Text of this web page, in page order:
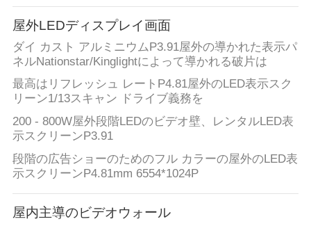
達
に
連
絡
し
な
さ
い
屋外LEDディスプレイ画面
ダイ カスト アルミニウムP3.91屋外の導かれた表示パ
ネルNationstar/Kinglightによって導かれる破片は
最高はリフレッシュ レートP4.81屋外のLED表示スク
リーン1/13スキャン ドライブ義務を
200 - 800W屋外段階LEDのビデオ壁、レンタルLED表
示スクリーンP3.91
段階の広告ショーのためのフル カラーの屋外のLED表
示スクリーンP4.81mm 6554*1024P
屋内主導のビデオウォール